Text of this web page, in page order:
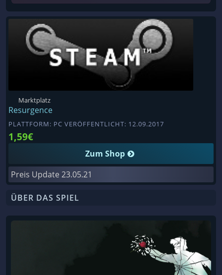
Marktplatz
Resurgence
PLATTFORM: PC VERÖFFENTLICHT: 12.09.2017
1,59€
Zum Shop
Preis Update 23.05.21
ÜBER DAS SPIEL